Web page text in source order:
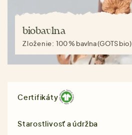
biobavlna
Zloženie: 100 % bavlna (GOTS bio)
Certifikáty
Starostlivosť a údržba